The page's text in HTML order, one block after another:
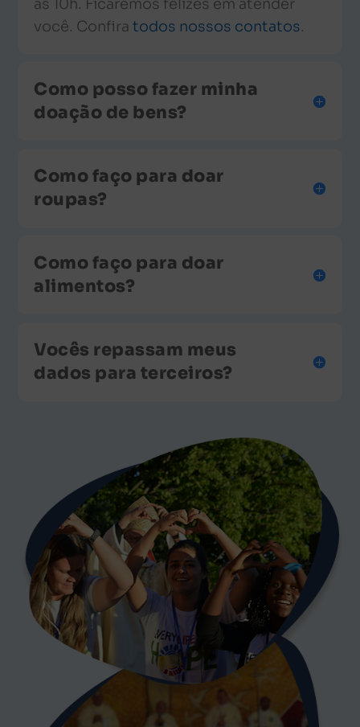
às 10h. Ficaremos felizes em atender
você. Confiratodos nossos contatos.
Como posso fazer minha
doação de bens?
Como faço para doar
roupas?
Como faço para doar
alimentos?
Vocês repassam meus
dados para terceiros?